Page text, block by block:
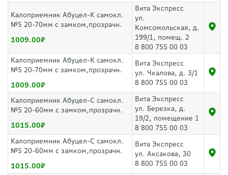
Калоприемник Абуцел-К самокл.
№5 20-70мм с замком,прозрачн.
1009.00
Вита Экспресс
ул.
Комсомольская, д.
199/1, помещ. 2
8 800 755 00 03
Калоприемник Абуцел-К самокл.
№5 20-70мм с замком,прозрачн.
1009.00
Вита Экспресс
ул. Чкалова, д. 3/1
8 800 755 00 03
Калоприемник Абуцел-С самокл.
№5 20-60мм с замком,прозрачн.
1015.00
Вита Экспресс
ул. Березка, д.
19/2, помещение 1
8 800 755 00 03
Калоприемник Абуцел-С самокл.
№5 20-60мм с замком,прозрачн.
1015.00
Вита Экспресс
ул. Аксакова, 30
8 800 755 00 03